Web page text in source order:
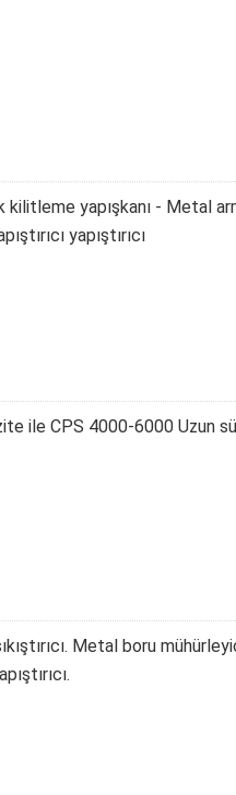
kilitleme yapışkanı - Metal
yapıştırıcı
ile CPS 4000-6000 Uzun
Metal boru